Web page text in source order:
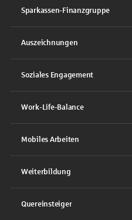
Sparkassen-Finanzgruppe
Auszeichnungen
Soziales Engagement
Work-Life-Balance
Mobiles Arbeiten
Weiterbildung
Quereinsteiger